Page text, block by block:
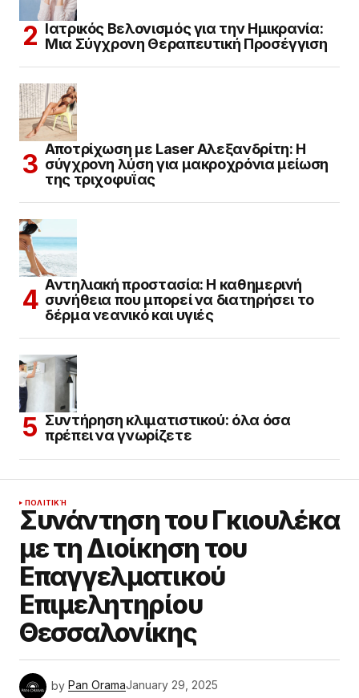
Ιατρικός Βελονισμός για την Ημικρανία:
Μια Σύγχρονη Θεραπευτική Προσέγγιση
Αποτρίχωση με Laser Αλεξανδρίτη: Η
σύγχρονη λύση για μακροχρόνια μείωση
της τριχοφυΐας
Αντηλιακή προστασία: Η καθημερινή
συνήθεια που μπορεί να διατηρήσει το
δέρμα νεανικό και υγιές
Συντήρηση κλιματιστικού: όλα όσα
πρέπει να γνωρίζετε
ΠΟΛΙΤΙΚΉ
Συνάντηση του Γκιουλέκα
με τη Διοίκηση του
Επαγγελματικού
Επιμελητηρίου
Θεσσαλονίκης
by Pan OramaJanuary 29, 2025